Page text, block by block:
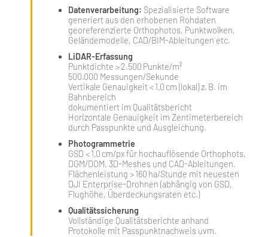
Datenverarbeitung: Spezialisierte Software
generiert aus den erhobenen Rohdaten
georeferenzierte Orthophotos, Punktwolken,
Geländemodelle, CAD/BIM-Ableitungen etc.
LiDAR‑Erfassung
Punktdichte > 2.500 Punkte/m²
500.000 Messungen/Sekunde
Vertikale Genauigkeit < 1,0 cm (lokal) z. B. im
Bahnbereich
dokumentiert im Qualitätsbericht
Horizontale Genauigkeit im Zentimeterbereich
durch Passpunkte und Ausgleichung.
Photogrammetrie
GSD < 1,0 cm/px für hochauflösende Orthophots,
DGM/DOM, 3D‑Meshes und CAD‑Ableitungen.
Flächenleistung > 160 ha/Stunde mit neuesten
DJI Enterprise‑Drohnen (abhängig von GSD,
Flughöhe, Überdeckungsraten etc.)
Qualitätssicherung
Vollständige Qualitätsberichte anhand
Protokolle mit Passpunktnachweis uvm.